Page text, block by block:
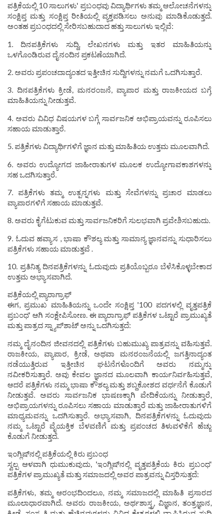
ಪತ್ರಿಕೆಯಲ್ಲಿ 10 ಸಾಲುಗಳು' ಪ್ರಬಂಧವು ವಿದ್ಯಾರ್ಥಿಗಳು ತಮ್ಮ ಆಲೋಚನೆಗಳನ್ನು
ಸಂಕ್ಷಿಪ್ತ ಮತ್ತು ಸಂಕ್ಷಿಪ್ತ ರೀತಿಯಲ್ಲಿ ವ್ಯಕ್ತಪಡಿಸಲು ಅನುವು ಮಾಡಿಕೊಡುತ್ತದೆ.
ಅಂತಹ ಪ್ರಬಂಧದಲ್ಲಿ ಸೇರಿಸಬಹುದಾದ ಹತ್ತು ಸಾಲುಗಳು ಇಲ್ಲಿವೆ:
1. ದಿನಪತ್ರಿಕೆಗಳು ಸುದ್ದಿ, ಲೇಖನಗಳು ಮತ್ತು ಇತರ ಮಾಹಿತಿಯನ್ನು
ಒಳಗೊಂಡಿರುವ ದೈನಂದಿನ ಪ್ರಕಟಣೆಯಾಗಿದೆ.
2. ಅವರು ಪ್ರಪಂಚದಾದ್ಯಂತದ ಇತ್ತೀಚಿನ ಸುದ್ದಿಗಳನ್ನು ನಮಗೆ ಒದಗಿಸುತ್ತಾರೆ.
3. ದಿನಪತ್ರಿಕೆಗಳು ಕ್ರೀಡೆ, ಮನರಂಜನೆ, ವ್ಯಾಪಾರ ಮತ್ತು ರಾಜಕೀಯದ ಬಗ್ಗೆ
ಮಾಹಿತಿಯನ್ನು ನೀಡುತ್ತವೆ.
4. ಅವರು ವಿವಿಧ ವಿಷಯಗಳ ಬಗ್ಗೆ ಸಾರ್ವಜನಿಕ ಅಭಿಪ್ರಾಯವನ್ನು ರೂಪಿಸಲು
ಸಹಾಯ ಮಾಡುತ್ತಾರೆ.
5. ಪತ್ರಿಕೆಗಳು ವಿದ್ಯಾರ್ಥಿಗಳಿಗೆ ಜ್ಞಾನ ಮತ್ತು ಮಾಹಿತಿಯ ಉತ್ತಮ ಮೂಲವಾಗಿದೆ.
6. ಅವರು ಉದ್ಯೋಗದ ಜಾಹೀರಾತುಗಳ ಮೂಲಕ ಉದ್ಯೋಗಾವಕಾಶಗಳನ್ನು
ಸಹ ಒದಗಿಸುತ್ತಾರೆ.
7. ಪತ್ರಿಕೆಗಳು ತಮ್ಮ ಉತ್ಪನ್ನಗಳು ಮತ್ತು ಸೇವೆಗಳನ್ನು ಪ್ರಚಾರ ಮಾಡಲು
ವ್ಯಾಪಾರಗಳಿಗೆ ಸಹಾಯ ಮಾಡುತ್ತವೆ.
8. ಅವರು ಕೈಗೆಟುಕುವ ಮತ್ತು ಸಾರ್ವಜನಿಕರಿಗೆ ಸುಲಭವಾಗಿ ಪ್ರವೇಶಿಸಬಹುದು.
9. ಓದುವ ಹವ್ಯಾಸ , ಭಾಷಾ ಕೌಶಲ್ಯ ಮತ್ತು ಸಾಮಾನ್ಯ ಜ್ಞಾನವನ್ನು ಸುಧಾರಿಸಲು
ಪತ್ರಿಕೆಗಳು ಸಹಾಯ ಮಾಡುತ್ತವೆ .
10. ಪ್ರತಿನಿತ್ಯ ದಿನಪತ್ರಿಕೆಗಳನ್ನು ಓದುವುದು ಪ್ರತಿಯೊಬ್ಬರೂ ಬೆಳೆಸಿಕೊಳ್ಳಬೇಕಾದ
ಉತ್ತಮ ಅಭ್ಯಾಸವಾಗಿದೆ.
ಪತ್ರಿಕೆಯಲ್ಲಿ ಪ್ಯಾರಾಗ್ರಾಫ್
ಈಗ, ಪ್ರಮುಖ ಮಾಹಿತಿಯನ್ನು ಒಂದೇ ಸಂಕ್ಷಿಪ್ತ '100 ಪದಗಳಲ್ಲಿ ವೃತ್ತಪತ್ರಿಕೆ
ಪ್ರಬಂಧ' ಆಗಿ ಸಂಕ್ಷೇಪಿಸೋಣ. ಈ ಪ್ಯಾರಾಗ್ರಾಫ್ ಪತ್ರಿಕೆಗಳ ಒಟ್ಟಾರೆ ಪ್ರಾಮುಖ್ಯತೆ
ಮತ್ತು ಪಾತ್ರದ ಸ್ನ್ಯಾಪ್‌ಶಾಟ್ ಅನ್ನು ಒದಗಿಸುತ್ತದೆ:
ನಮ್ಮ ದೈನಂದಿನ ಜೀವನದಲ್ಲಿ ಪತ್ರಿಕೆಗಳು ಬಹುಮುಖ್ಯ ಪಾತ್ರವನ್ನು ವಹಿಸುತ್ತವೆ.
ರಾಜಕೀಯ, ವ್ಯಾಪಾರ, ಕ್ರೀಡೆ, ಅಥವಾ ಮನರಂಜನೆಯಲ್ಲಿ ಜಗತ್ತಿನಾದ್ಯಂತ
ನಡೆಯುತ್ತಿರುವ ಇತ್ತೀಚಿನ ಘಟನೆಗಳೊಂದಿಗೆ ಅವರು ನಮ್ಮನ್ನು
ನವೀಕರಿಸುತ್ತಾರೆ. ಅವು ಕೇವಲ ಜ್ಞಾನದ ಮೂಲವಾಗಿ ಕಾರ್ಯನಿರ್ವಹಿಸುತ್ತವೆ,
ಆದರೆ ಪತ್ರಿಕೆಗಳು ನಮ್ಮ ಭಾಷಾ ಕೌಶಲ್ಯ ಮತ್ತು ಶಬ್ದಕೋಶದ ವರ್ಧನೆಗೆ ಕೊಡುಗೆ
ನೀಡುತ್ತವೆ. ಅವರು ಸಾರ್ವಜನಿಕ ಭಾಷಣಕ್ಕಾಗಿ ವೇದಿಕೆಯನ್ನು ನೀಡುತ್ತಾರೆ,
ಅಭಿಪ್ರಾಯಗಳನ್ನು ರೂಪಿಸಲು ಸಹಾಯ ಮಾಡುತ್ತಾರೆ ಮತ್ತು ಜಾಹೀರಾತುಗಳಿಗೆ
ಮಾಧ್ಯಮವನ್ನು ಒದಗಿಸುತ್ತಾರೆ. ಅಭ್ಯಾಸವಾಗಿ, ದಿನಪತ್ರಿಕೆಗಳನ್ನು ಓದುವುದು
ನಮ್ಮ ಒಟ್ಟಾರೆ ವೈಯಕ್ತಿಕ ಬೆಳವಣಿಗೆ ಮತ್ತು ಪ್ರಪಂಚದ ತಿಳುವಳಿಕೆಗೆ ಹೆಚ್ಚು
ಕೊಡುಗೆ ನೀಡುತ್ತದೆ.
ಇಂಗ್ಲಿಷ್‌ನಲ್ಲಿ ಪತ್ರಿಕೆಯಲ್ಲಿ ಕಿರು ಪ್ರಬಂಧ
ಸ್ವಲ್ಪ ಆಳವಾಗಿ ಧುಮುಕುವುದು, 'ಇಂಗ್ಲಿಷ್‌ನಲ್ಲಿ ವೃತ್ತಪತ್ರಿಕೆಯ ಕಿರು ಪ್ರಬಂಧ'
ಪತ್ರಿಕೆಗಳ ಪ್ರಾಮುಖ್ಯತೆ ಮತ್ತು ಸಮಾಜದಲ್ಲಿ ಅವರ ಪಾತ್ರವನ್ನು ವಿಸ್ತರಿಸುತ್ತದೆ:
ಪತ್ರಿಕೆಗಳು, ತಮ್ಮ ಆರಂಭದಿಂದಲೂ, ನಮ್ಮ ಸಮಾಜದಲ್ಲಿ ಮಾಹಿತಿ ಪ್ರಸಾರದ
ಮೂಲಾಧಾರವಾಗಿದೆ. ಅವರು ರಾಜಕೀಯ, ಅರ್ಥಶಾಸ್ತ್ರ, ವಿಜ್ಞಾನ, ತಂತ್ರಜ್ಞಾನ,